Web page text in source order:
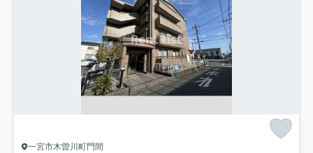
一宮市木曽川町門間